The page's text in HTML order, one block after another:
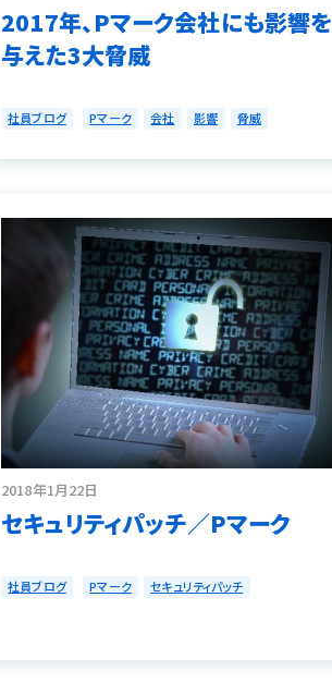
2017年、Pマーク会社にも影響を
与えた3大脅威
社員ブログ Pマーク 会社 影響 脅威
2018年1月22日
セキュリティパッチ／Pマーク
社員ブログ Pマーク セキュリティパッチ